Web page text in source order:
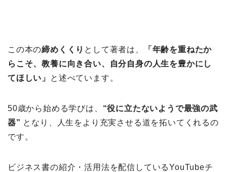
この本の締めくくり として著者は、
「年齢を重ねたか
らこそ、教養に向き合い、自分自身の人生を豊かにし
てほしい」
と述べています。
50歳から始める学びは、 “役に立たないようで最強の武
器” となり、人生をより充実させる道を拓いてくれるの
です。
ビジネス書の紹介・活用法を配信しているYouTubeチ